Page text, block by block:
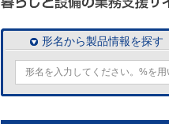
形名から製品情報を探す